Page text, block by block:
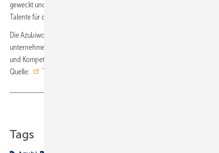
geweckt und Perspektiven eröffnet werden. Mit dem klaren Ziel, junge
Talente für das SHK-Handwerk zu gewinnen und langfristig zu fördern.
Die Azubiwoche ist Teil des Angebots der Academy, dem
unternehmenseigenen Forum für Weiterbildung, Wissensaustausch
und Kompetenzaufbau in der SHK-Branche. ■
Quelle:
Tece
Tags